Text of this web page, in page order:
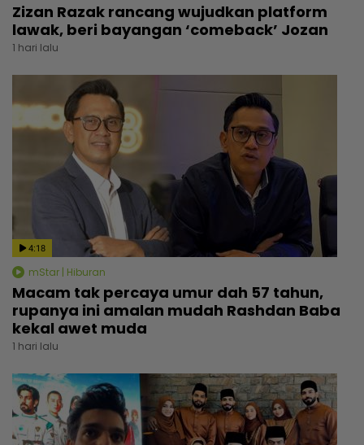
Zizan Razak rancang wujudkan platform
lawak, beri bayangan ‘comeback’ Jozan
1 hari lalu
4:18
mStar | Hiburan
Macam tak percaya umur dah 57 tahun,
rupanya ini amalan mudah Rashdan Baba
kekal awet muda
1 hari lalu